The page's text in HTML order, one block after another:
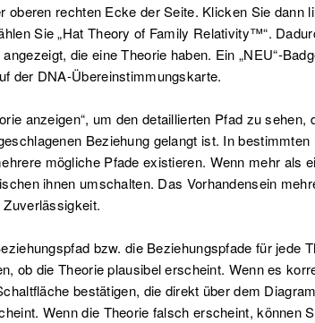
oberen rechten Ecke der Seite. Klicken Sie dann
Sie „Hat Theory of Family Relativity™“.
die eine Theorie haben. Ein „NEU“-
der DNA-Übereinstimmungskarte.
anzeigen“, um den detaillierten Pfad zu sehen,
Beziehung gelangt ist. In bestimmten
mögliche Pfade existieren. Wenn mehr als
ihnen umschalten. Das Vorhandensein
bzw. die Beziehungspfade für jede
ob die Theorie plausibel erscheint. Wenn es
bestätigen, die direkt über dem
Wenn die Theorie falsch erscheint, können